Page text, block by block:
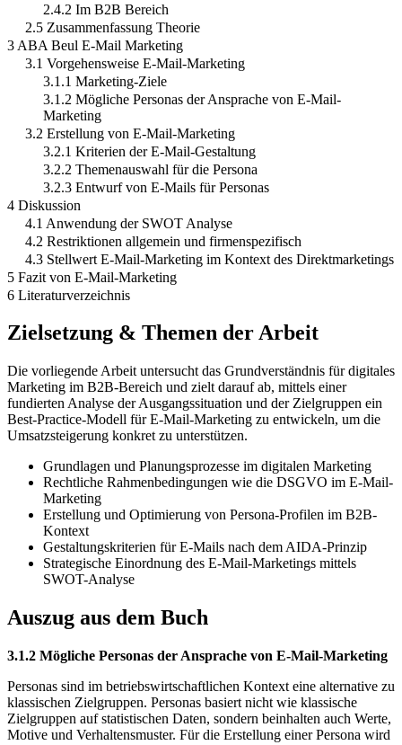
2.4.2 Im B2B Bereich
2.5 Zusammenfassung Theorie
3 ABA Beul E-Mail Marketing
3.1 Vorgehensweise E-Mail-Marketing
3.1.1 Marketing-Ziele
3.1.2 Mögliche Personas der Ansprache von E-Mail-
Marketing
3.2 Erstellung von E-Mail-Marketing
3.2.1 Kriterien der E-Mail-Gestaltung
3.2.2 Themenauswahl für die Persona
3.2.3 Entwurf von E-Mails für Personas
4 Diskussion
4.1 Anwendung der SWOT Analyse
4.2 Restriktionen allgemein und firmenspezifisch
4.3 Stellwert E-Mail-Marketing im Kontext des Direktmarketings
5 Fazit von E-Mail-Marketing
6 Literaturverzeichnis
Zielsetzung & Themen der Arbeit
Die vorliegende Arbeit untersucht das Grundverständnis für digitales
Marketing im B2B-Bereich und zielt darauf ab, mittels einer
fundierten Analyse der Ausgangssituation und der Zielgruppen ein
Best-Practice-Modell für E-Mail-Marketing zu entwickeln, um die
Umsatzsteigerung konkret zu unterstützen.
Grundlagen und Planungsprozesse im digitalen Marketing
Rechtliche Rahmenbedingungen wie die DSGVO im E-Mail-
Marketing
Erstellung und Optimierung von Persona-Profilen im B2B-
Kontext
Gestaltungskriterien für E-Mails nach dem AIDA-Prinzip
Strategische Einordnung des E-Mail-Marketings mittels
SWOT-Analyse
Auszug aus dem Buch
3.1.2 Mögliche Personas der Ansprache von E-Mail-Marketing
Personas sind im betriebswirtschaftlichen Kontext eine alternative zu
klassischen Zielgruppen. Personas basiert nicht wie klassische
Zielgruppen auf statistischen Daten, sondern beinhalten auch Werte,
Motive und Verhaltensmuster. Für die Erstellung einer Persona wird